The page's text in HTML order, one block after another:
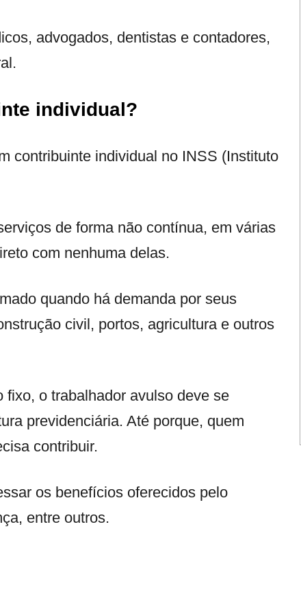
advogados, dentistas e contadores,
individual?
contribuinte individual no INSS (Instituto
de forma não contínua, em várias
com nenhuma delas.
quando há demanda por seus
civil, portos, agricultura e outros
o trabalhador avulso deve se
previdenciária. Até porque, quem
contribuir.
os benefícios oferecidos pelo
entre outros.